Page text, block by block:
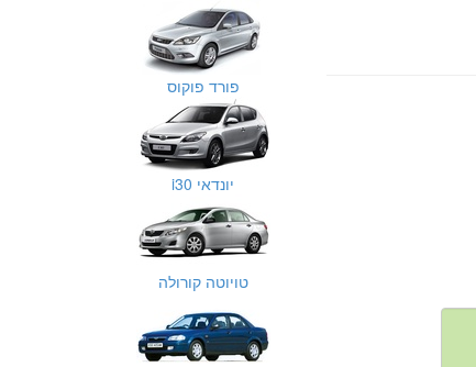
פורד פוקוס
יונדאי i30
טויוטה קורולה